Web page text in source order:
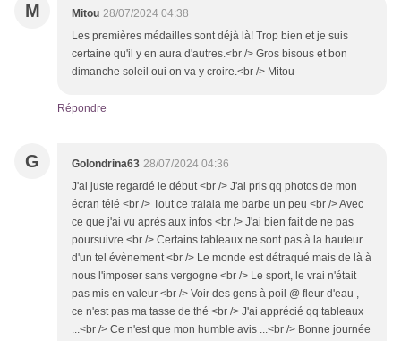
M Mitou 28/07/2024 04:38
Les premières médailles sont déjà là! Trop bien et je suis
certaine qu'il y en aura d'autres.<br /> Gros bisous et bon
dimanche soleil oui on va y croire.<br /> Mitou
Répondre
G Golondrina63 28/07/2024 04:36
J'ai juste regardé le début <br /> J'ai pris qq photos de mon
écran télé <br /> Tout ce tralala me barbe un peu <br /> Avec
ce que j'ai vu après aux infos <br /> J'ai bien fait de ne pas
poursuivre <br /> Certains tableaux ne sont pas à la hauteur
d'un tel évènement <br /> Le monde est détraqué mais de là à
nous l'imposer sans vergogne <br /> Le sport, le vrai n'était
pas mis en valeur <br /> Voir des gens à poil @ fleur d'eau ,
ce n'est pas ma tasse de thé <br /> J'ai apprécié qq tableaux
...<br /> Ce n'est que mon humble avis ...<br /> Bonne journée